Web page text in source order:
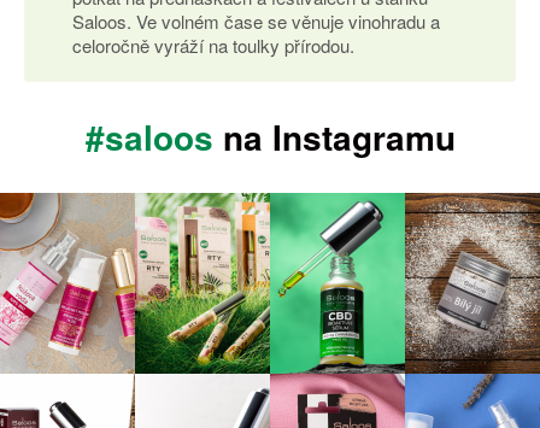
Saloos. Ve volném čase se věnuje vinohradu a
celoročně vyráží na toulky přírodou.
#saloos na Instagramu